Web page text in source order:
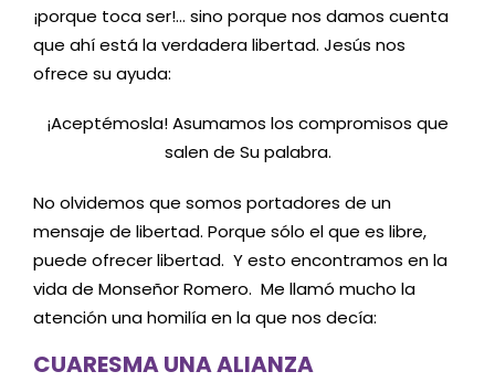
¡porque toca ser!… sino porque nos damos cuenta
que ahí está la verdadera libertad. Jesús nos
ofrece su ayuda:
¡Aceptémosla! Asumamos los compromisos que
salen de Su palabra.
No olvidemos que somos portadores de un
mensaje de libertad. Porque sólo el que es libre,
puede ofrecer libertad. Y esto encontramos en la
vida de Monseñor Romero. Me llamó mucho la
atención una homilía en la que nos decía:
CUARESMA UNA ALIANZA